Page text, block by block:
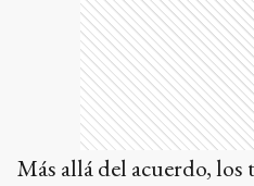
Más allá del acuerdo,